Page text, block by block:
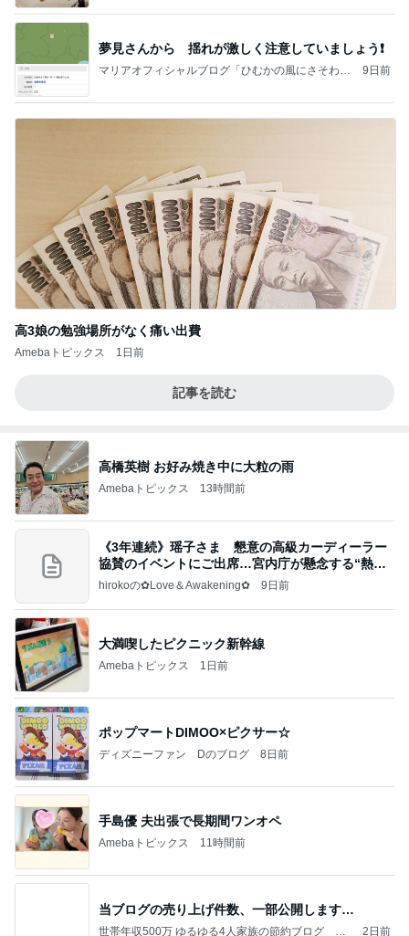
夢見さんから 揺れが激しく注意していましょう❗️
マリアオフィシャルブログ「ひむかの風にさそわれ
9日前
高3娘の勉強場所がなく痛い出費
Amebaトピックス 1日前
記事を読む
高橋英樹 お好み焼き中に大粒の雨
Amebaトピックス 13時間前
《3年連続》瑶子さま 懇意の高級カーディーラー
協賛のイベントにご出席…宮内庁が懸念する“熱心
すぎ
hirokoの✿Love＆Awakening✿ 9日前
大満喫したピクニック新幹線
Amebaトピックス 1日前
ポップマートDIMOO×ピクサー☆
ディズニーファン Dのブログ 8日前
手島優 夫出張で長期間ワンオペ
Amebaトピックス 11時間前
当ブログの売り上げ件数、一部公開します…
世帯年収500万 ゆるゆる4人家族の節約ブログ 〜
2日前